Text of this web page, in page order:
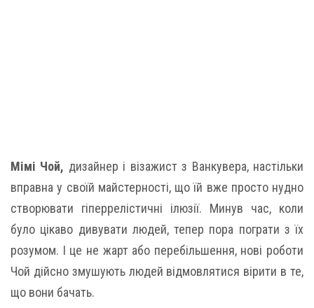
Мімі Чой, дизайнер і візажист з Ванкувера, настільки
вправна у своїй майстерності, що їй вже просто нудно
створювати гіперрелістичні ілюзії. Минув час, коли
було цікаво дивувати людей, тепер пора пограти з їх
розумом. І це не жарт або перебільшення, нові роботи
Чой дійсно змушують людей відмовлятися вірити в те,
що вони бачать.